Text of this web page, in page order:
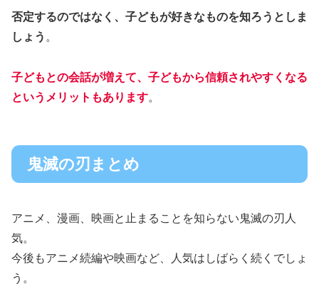
否定するのではなく、子どもが好きなものを知ろうとしま
しょう 。
子どもとの会話が増えて、子どもから信頼されやすくなる
というメリットもあります。
鬼滅の刃まとめ
アニメ、漫画、映画と止まることを知らない鬼滅の刃人
気。
今後もアニメ続編や映画など、人気はしばらく続くでしょ
う。